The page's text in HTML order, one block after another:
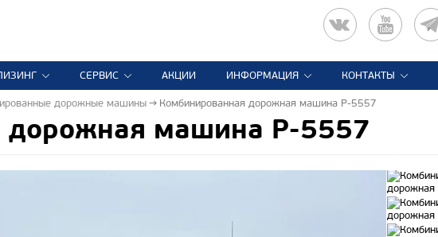
СЕРВИС АКЦИИ ИНФОРМАЦИЯ КОНТАКТЫ
дорожные машины Комбинированная дорожная машина Р-5557
дорожная машина Р-5557